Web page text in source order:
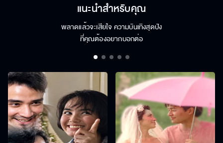
แนะนำสำหรับคุณ
พลาดแล้วจะเสียใจ ความบันเทิงสุดปัง
ที่คุณต้องอยากบอกต่อ